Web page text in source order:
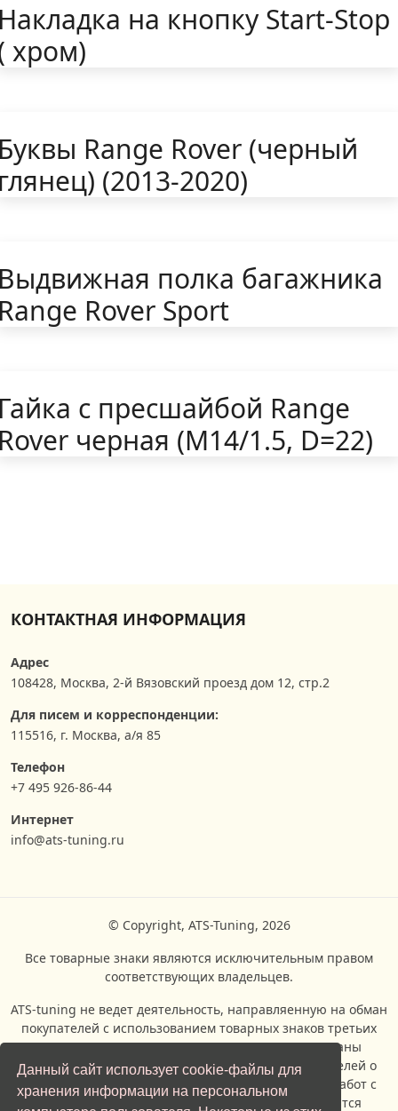
Данный сайт использует cookie-файлы для
хранения информации на персональном
на кнопку Start-Stop
хром)
Range Rover (черный
(2013-2020)
полка багажника
Rover Sport
с пресшайбой Range
черная (M14/1.5, D=22)
КОНТАКТНАЯ ИНФОРМАЦИЯ
Адрес
108428, Москва, 2-й Вязовский проезд дом 12, стр.2
Для писем и корреспонденции:
115516, г. Москва, а/я 85
Телефон
+7 495 926-86-44
Интернет
info@ats-tuning.ru
© Copyright, ATS-Tuning, 2026
Все товарные знаки являются исключительным правом
соответствующих владельцев.
ATS-tuning не ведет деятельность, направляенную на обман
покупателей с использованием товарных знаков третьих
сторон.Все логотипы всех торговых марок показаны
исключительно с целью информирования посетителей о
возможности проведения ремонтых и сервисных работ с
автомобилями, производителями которых являются